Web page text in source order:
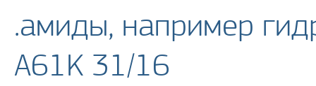
.амиды, например
A61K 31/16